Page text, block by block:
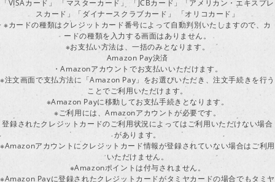
「VISAカード」 「マスターカード」 「JCBカード」「アメリカン・エキスプレ
スカード」「ダイナースクラブカード」 「オリコカード」
※カードの種類はクレジットカード番号によって自動判別いたしますので、カ
ードの種類を入力する画面はありません。
※お支払い方法は、一括のみとなります。
Amazon Pay決済
・Amazonアカウントでお支払いいただけます。
※注文画面で支払方法に「Amazon Pay」をお選びいただき、注文手続きを行う
ことでご利用いただけます。
※Amazon Payに移動してお支払手続きとなります。
※ご利用には、Amazonアカウントが必要です。
登録されたクレジットカードのご利用状況によってはご利用いただけない場合
があります。
※Amazonアカウントにクレジットカード情報が登録されていない場合はご利用
いただけません。
※Amazonポイントは付与されません。
※Amazon Payに登録されたクレジットカードがタミヤカードの場合でもタミヤ